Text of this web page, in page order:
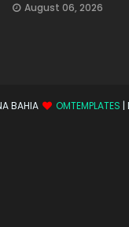
August 06, 2026
BAHIA OMTEMPLATES |